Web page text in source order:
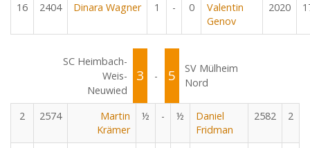
16 2404 Dinara Wagner 1 - 0
Valentin
Genov
2020
SC Heimbach-
Weis-
Neuwied
3 - 5
SV Mülheim
Nord
2 2574
Martin
Krämer
½ - ½
Daniel
Fridman
2582 2